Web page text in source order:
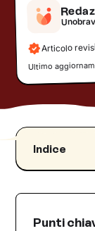
Articolo
Ultimo
Indice
Di che
Come
Punti